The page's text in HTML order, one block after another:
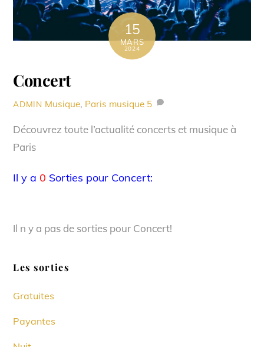
15
MARS
2024
Concert
ADMIN Musique, Paris musique 5
Découvrez toute l’actualité concerts et musique à
Paris
Il y a 0 Sorties pour Concert:
Il n y a pas de sorties pour Concert!
Les sorties
Gratuites
Payantes